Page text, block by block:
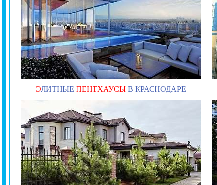
ЭЛИТНЫЕ ПЕНТХАУСЫ В КРАСНОДАРЕ